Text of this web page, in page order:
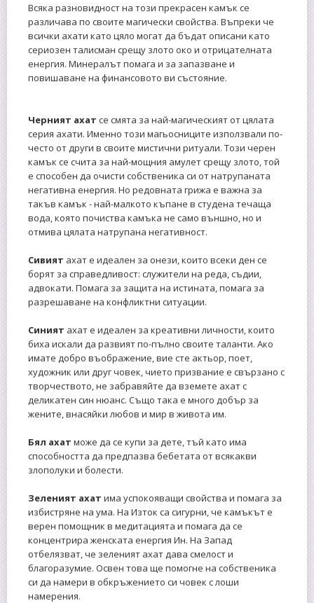
Всяка разновидност на този прекрасен камък се
различава по своите магически свойства. Въпреки че
всички ахати като цяло могат да бъдат описани като
сериозен талисман срещу злото око и отрицателната
енергия. Минералът помага и за запазване и
повишаване на финансовото ви състояние.
Черният ахат се смята за най-магическият от цялата
серия ахати. Именно този магьосниците използвали по-
често от други в своите мистични ритуали. Този черен
камък се счита за най-мощния амулет срещу злото, той
е способен да очисти собственика си от натрупаната
негативна енергия. Но редовната грижа е важна за
такъв камък - най-малкото къпане в студена течаща
вода, която почиства камъка не само външно, но и
отмива цялата натрупана негативност.
Сивият ахат е идеален за онези, които всеки ден се
борят за справедливост: служители на реда, съдии,
адвокати. Помага за защита на истината, помага за
разрешаване на конфликтни ситуации.
Синият ахат е идеален за креативни личности, които
биха искали да развият по-пълно своите таланти. Ако
имате добро въображение, вие сте актьор, поет,
художник или друг човек, чието призвание е свързано с
творчеството, не забравяйте да вземете ахат с
деликатен син нюанс. Също така е много добър за
жените, внасяйки любов и мир в живота им.
Бял ахат може да се купи за дете, тъй като има
способността да предпазва бебетата от всякакви
злополуки и болести.
Зеленият ахат има успокояващи свойства и помага за
избистряне на ума. На Изток са сигурни, че камъкът е
верен помощник в медитацията и помага да се
концентрира женската енергия Ин. На Запад
отбелязват, че зеленият ахат дава смелост и
благоразумие. Освен това ще помогне на собственика
си да намери в обкръжението си човек с лоши
намерения.